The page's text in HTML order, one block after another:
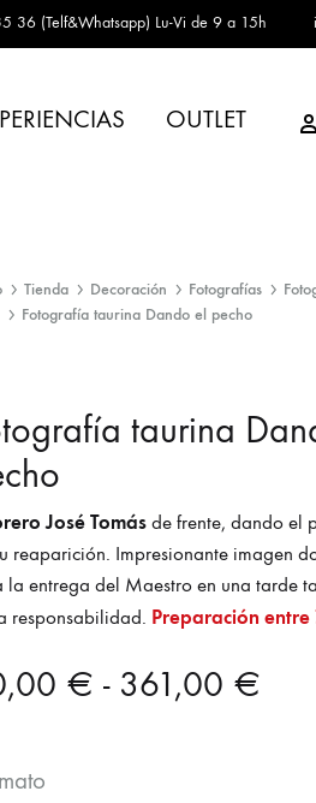
36 (Telf&Whatsapp) Lu-Vi de 9 a 15h
OUTLET
Tienda Decoración Fotografías
Fotografía taurina Dando el pecho
taurina
José Tomásde frente, dando el
reaparición. Impresionante imagen
la entrega del Maestro en una tarde
responsabilidad. Preparación
€ - 361,00 €